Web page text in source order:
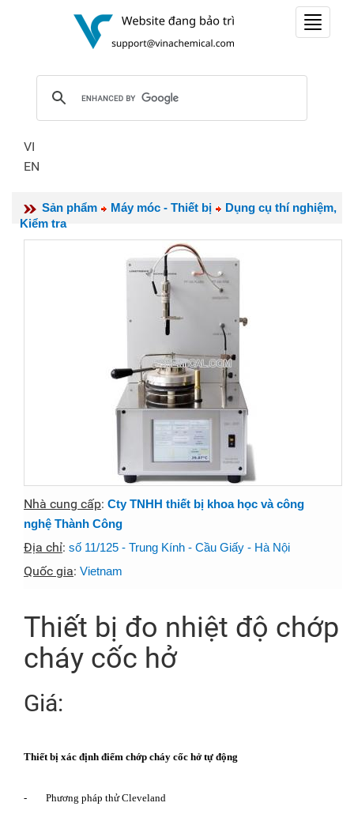
Toggle
VI
EN
Sản phẩm Máy móc - Thiết bị
Dụng cụ thí nghiệm,
Kiểm tra
Nhà cung cấp: Cty TNHH thiết bị khoa học và công
nghệ Thành Công
Địa chỉ: số 11/125 - Trung Kính - Cầu Giấy - Hà Nội
Quốc gia: Vietnam
Thiết bị đo nhiệt độ chớp
cháy cốc hở
Giá:
Thiết bị xác định điểm chớp cháy cốc hở tự động
- Phương pháp thử Cleveland